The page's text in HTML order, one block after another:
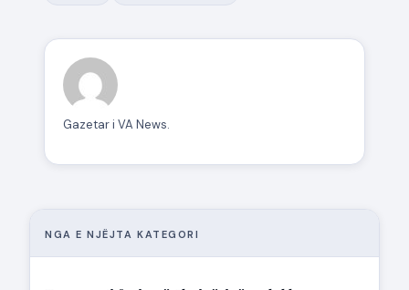
Gazetar i VA News.
NGA E NJËJTA KATEGORI